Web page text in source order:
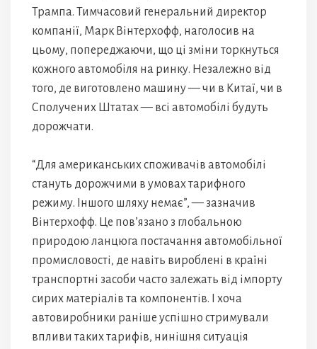
Трампа. Тимчасовий генеральний директор
компанії, Марк Вінтерхофф, наголосив на
цьому, попереджаючи, що ці зміни торкнуться
кожного автомобіля на ринку. Незалежно від
того, де виготовлено машину — чи в Китаї, чи в
Сполучених Штатах — всі автомобілі будуть
дорожчати.
“Для американських споживачів автомобілі
стануть дорожчими в умовах тарифного
режиму. Іншого шляху немає”, — зазначив
Вінтерхофф. Це пов’язано з глобальною
природою ланцюга постачання автомобільної
промисловості, де навіть вироблені в країні
транспортні засоби часто залежать від імпорту
сирих матеріалів та компонентів. І хоча
автовиробники раніше успішно стримували
впливи таких тарифів, нинішня ситуація